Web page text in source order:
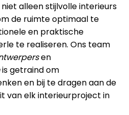
alleen stijlvolle interieurs
de ruimte optimaal te
en praktische
te realiseren. Ons team
en
is getraind om
en bij te dragen aan de
van elk interieurproject in